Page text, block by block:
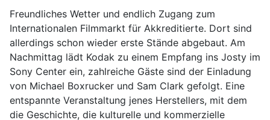
Freundliches Wetter und endlich Zugang zum
Internationalen Filmmarkt für Akkreditierte. Dort sind
allerdings schon wieder erste Stände abgebaut. Am
Nachmittag lädt Kodak zu einem Empfang ins Josty im
Sony Center ein, zahlreiche Gäste sind der Einladung
von Michael Boxrucker und Sam Clark gefolgt. Eine
entspannte Veranstaltung jenes Herstellers, mit dem
die Geschichte, die kulturelle und kommerzielle